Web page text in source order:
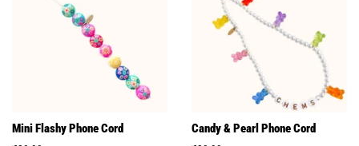
Mini Flashy Phone Cord Candy & Pearl Phone Cord